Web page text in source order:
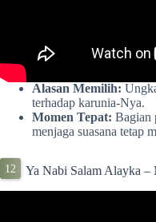
Alasan Memilih:
terhadap karunia-Nya.
Momen Tepat: Bagian
menjaga suasana tetap
Ya Nabi Salam Alayka –